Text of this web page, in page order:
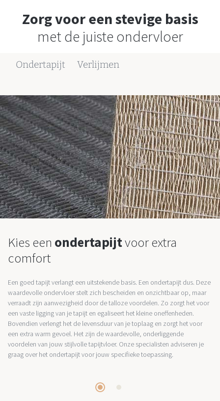
Zorg voor een stevige basis
met de juiste ondervloer
Ondertapijt Verlijmen
Kies een ondertapijtvoor extra
comfort
Een goed tapijt verlangt een uitstekende basis. Een ondertapijt dus. Deze
waardevolle ondervloer stelt zich bescheiden en onzichtbaar op, maar
verraadt zijn aanwezigheid door de talloze voordelen. Zo zorgt het voor
een vaste ligging van je tapijt en egaliseert het kleine oneffenheden.
Bovendien verlengt het de levensduur van je toplaag en zorgt het voor
een extra warm gevoel. Het zijn de waardevolle, onderliggende
voordelen van jouw stijlvolle tapijtvloer. Onze specialisten adviseren je
graag over het ondertapijt voor jouw specifieke toepassing.